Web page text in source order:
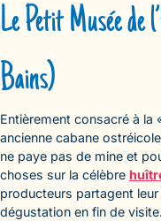
Le Petit Musée
Bains)
Entièrement consacré à la
ancienne cabane
ne paye pas de mine et
choses sur la célèbre
producteurs partagent
dégustation en fin de